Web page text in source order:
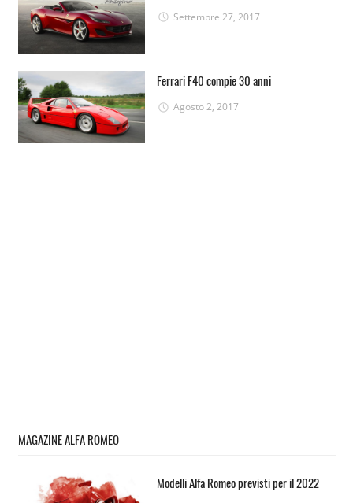
Settembre 27, 2017
Ferrari F40 compie 30 anni
Agosto 2, 2017
MAGAZINE ALFA ROMEO
Modelli Alfa Romeo previsti per il 2022